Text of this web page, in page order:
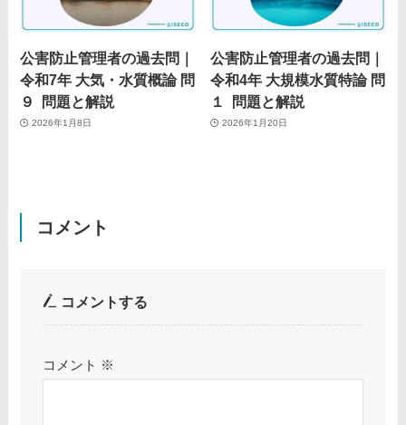
公害防止管理者の過去問｜
令和7年 大気・水質概論 問
９ 問題と解説
2026年1月8日
公害防止管理者の過去問｜
令和4年 大規模水質特論 問
１ 問題と解説
2026年1月20日
コメント
コメントする
コメント ※